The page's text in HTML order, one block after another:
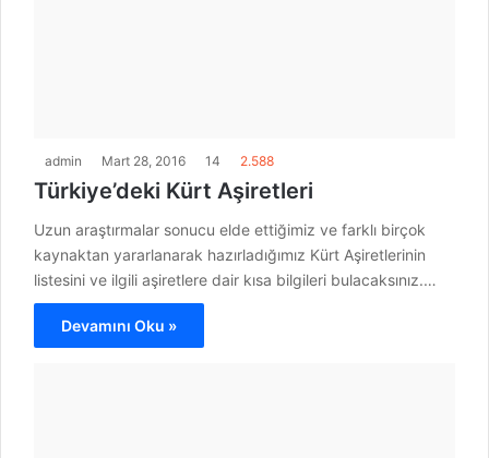
admin Mart 28, 2016 14 2.588
Türkiye’deki Kürt Aşiretleri
Uzun araştırmalar sonucu elde ettiğimiz ve farklı birçok
kaynaktan yararlanarak hazırladığımız Kürt Aşiretlerinin
listesini ve ilgili aşiretlere dair kısa bilgileri bulacaksınız.…
Devamını Oku »